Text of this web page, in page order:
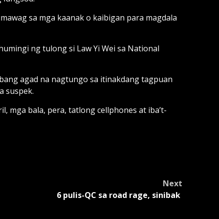
sa mga kaanak o kaibigan para magdala
ng tulong si Law Yi Wei sa National
agad na nagtungo sa itinakdang tagpuan
suspek.
mga bala, pera, tatlong cellphones at iba’t-
Next
6 pulis-QC sa road rage, sinibak